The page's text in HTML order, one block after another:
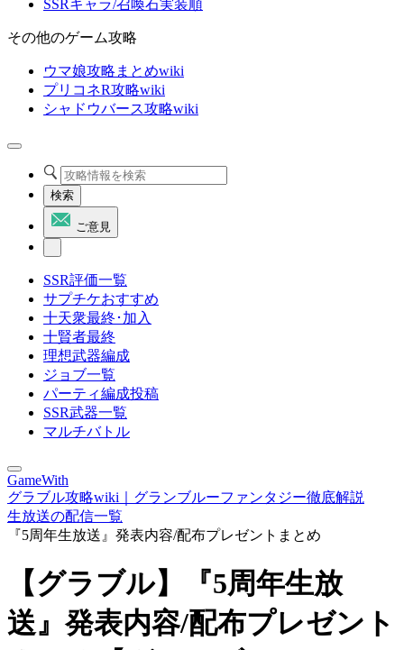
SSRキャラ/召喚石実装順
その他のゲーム攻略
ウマ娘攻略まとめwiki
プリコネR攻略wiki
シャドウバース攻略wiki
検索
ご意見
SSR評価一覧
サプチケおすすめ
十天衆最終･加入
十賢者最終
理想武器編成
ジョブ一覧
パーティ編成投稿
SSR武器一覧
マルチバトル
GameWith
グラブル攻略wiki｜グランブルーファンタジー徹底解説
生放送の配信一覧
『5周年生放送』発表内容/配布プレゼントまとめ
【グラブル】『5周年生放
送』発表内容/配布プレゼント